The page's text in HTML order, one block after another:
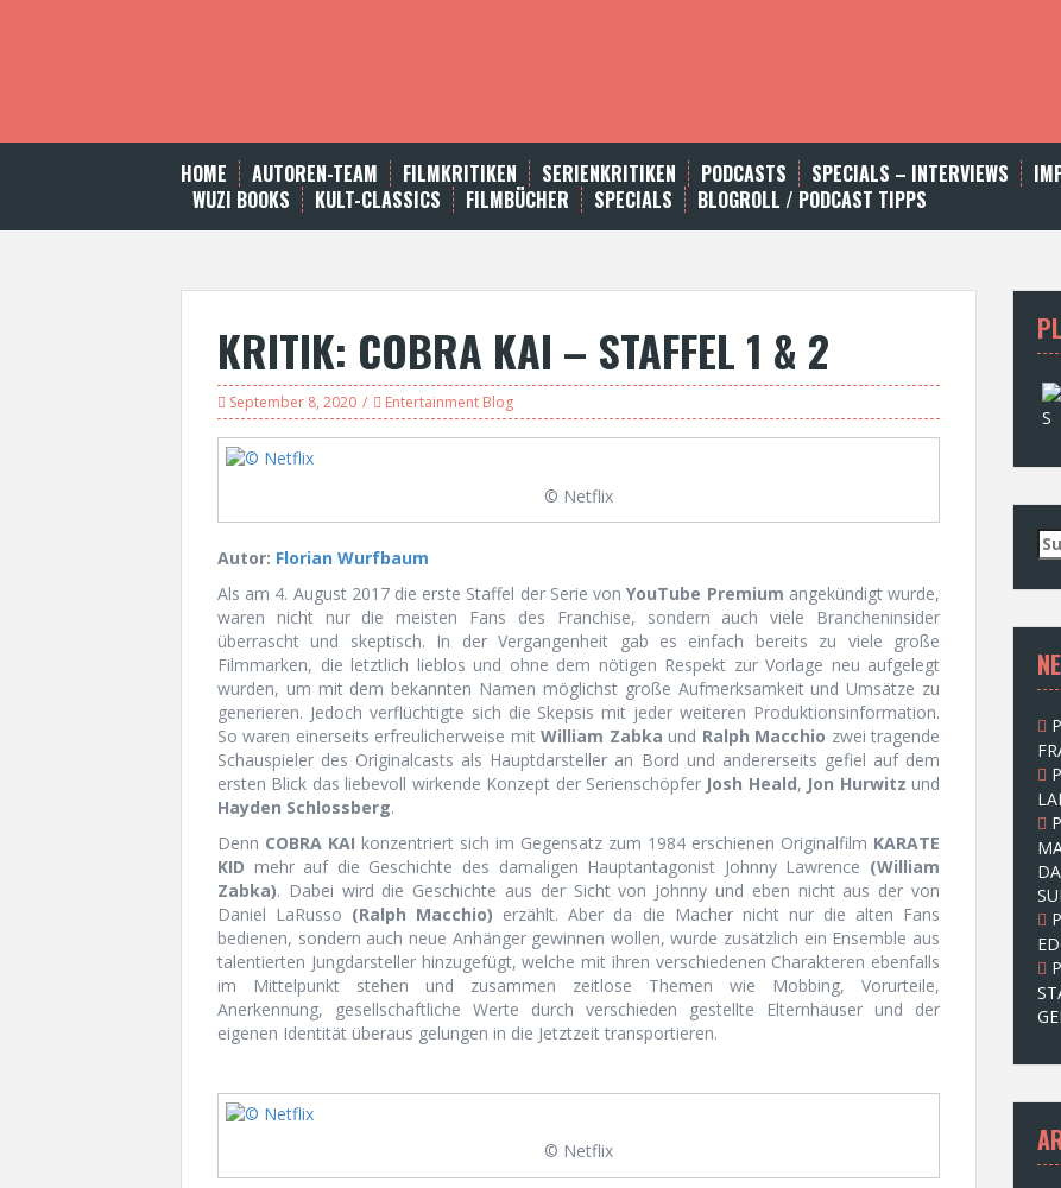
t
HOME AUTOREN-TEAM FILMKRITIKEN SERIENKRITIKEN PODCASTS SPECIALS – INTERVIEWS
WUZI BOOKS
KULT-CLASSICS FILMBÜCHER SPECIALS BLOGROLL / PODCAST TIPPS
KRITIK: COBRA KAI – STAFFEL 1 & 2
September 8, 2020 Entertainment Blog
© Netflix
Autor: Florian Wurfbaum
Als am 4. August 2017 die erste Staffel der Serie vonYouTube Premium angekündigt wurde,
waren nicht nur die meisten Fans des Franchise, sondern auch viele Brancheninsider
überrascht und skeptisch. In der Vergangenheit gab es einfach bereits zu viele große
Filmmarken, die letztlich lieblos und ohne dem nötigen Respekt zur Vorlage neu aufgelegt
wurden, um mit dem bekannten Namen möglichst große Aufmerksamkeit und Umsätze zu
generieren. Jedoch verflüchtigte sich die Skepsis mit jeder weiteren Produktionsinformation.
So waren einerseits erfreulicherweise mitWilliam Zabka und Ralph Macchio zwei tragende
Schauspieler des Originalcasts als Hauptdarsteller an Bord und andererseits gefiel auf dem
ersten Blick das liebevoll wirkende Konzept der Serienschöpfer Josh Heald, Jon Hurwitz und
Hayden Schlossberg.
Denn COBRA KAI konzentriert sich im Gegensatz zum 1984 erschienen Originalfilm KARATE
KID mehr auf die Geschichte des damaligen Hauptantagonist Johnny Lawrence (William
Zabka). Dabei wird die Geschichte aus der Sicht von Johnny und eben nicht aus der von
Daniel LaRusso (Ralph Macchio) erzählt. Aber da die Macher nicht nur die alten Fans
bedienen, sondern auch neue Anhänger gewinnen wollen, wurde zusätzlich ein Ensemble aus
talentierten Jungdarsteller hinzugefügt, welche mit ihren verschiedenen Charakteren ebenfalls
im Mittelpunkt stehen und zusammen zeitlose Themen wie Mobbing, Vorurteile,
Anerkennung, gesellschaftliche Werte durch verschieden gestellte Elternhäuser und der
eigenen Identität überaus gelungen in die Jetztzeit transportieren.
© Netflix
S
u
c
e
n
n
c
h
: